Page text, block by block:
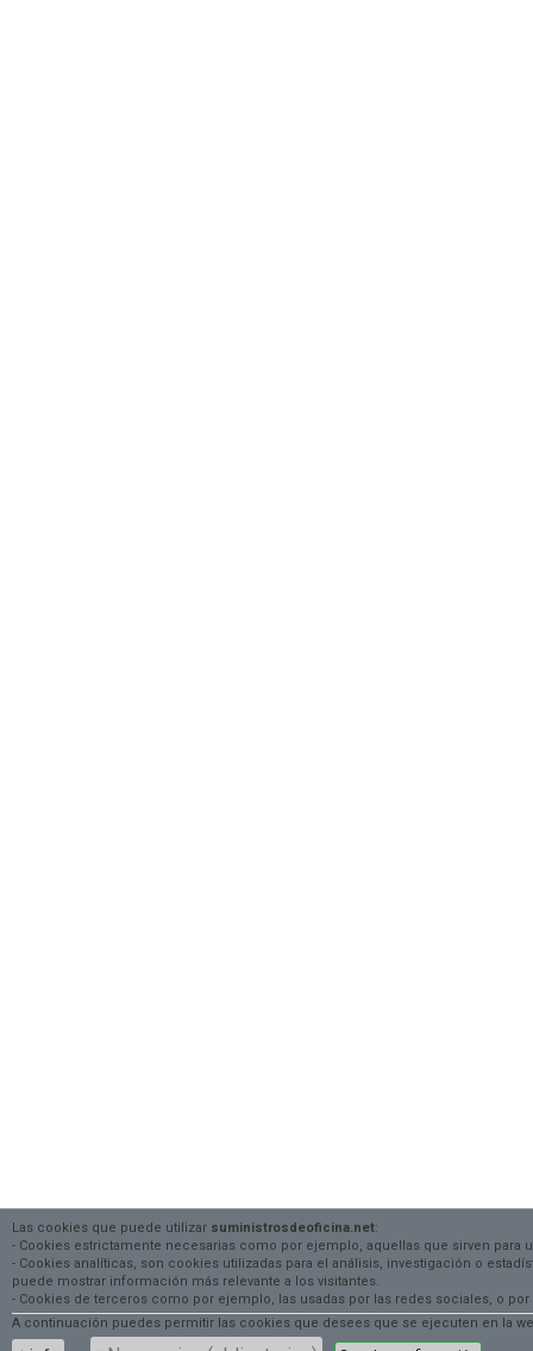
Las cookies que puede utilizar suministrosdeoficina.net:
- Cookies estrictamente necesarias como por ejemplo, aquellas que sirven
- Cookies analíticas, son cookies utilizadas para el análisis, investigación o
puede mostrar información más relevante a los visitantes.
- Cookies de terceros como por ejemplo, las usadas por las redes sociales, o
A continuación puedes permitir las cookies que desees que se ejecuten en la